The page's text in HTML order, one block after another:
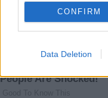
CONFIRM
Data Deletion